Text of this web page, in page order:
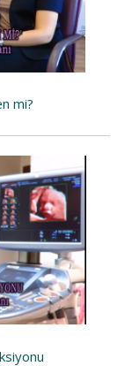
mi?